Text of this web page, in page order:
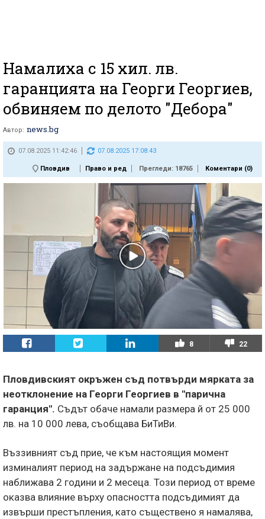
Намалиха с 15 хил. лв.
гаранцията на Георги Георгиев,
обвиняем по делото "Дебора"
Автор: news.bg
07.08.2025 11:42:46 07.08.2025 17:08:43
Пловдив Право и ред Прегледи: 18765 Коментари (0)
8 22
Пловдивският окръжен съд потвърди мярката за
неотклонение на Георги Георгиев в "парична
гаранция". Съдът обаче намали размера й от 25 000
лв. на 10 000 лева, съобщава БиТиВи.
Въззивният съд прие, че към настоящия момент
изминалият период на задържане на подсъдимия
наближава 2 години и 2 месеца. Този период от време
оказва влияние върху опасността подсъдимият да
извърши престъпления, като съществено я намалява,